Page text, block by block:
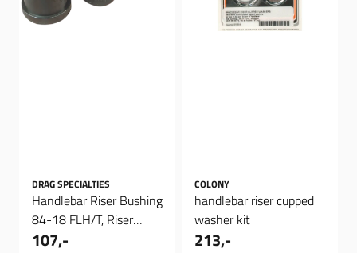
DRAG SPECIALTIES
Handlebar Riser Bushing
84-18 FLH/T, Riser
Bushing
107,-
COLONY
handlebar riser cupped
washer kit
213,-